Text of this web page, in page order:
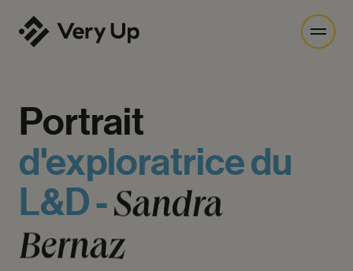
Portrait
d'exploratricedu
L&D-Sandra
Bernaz